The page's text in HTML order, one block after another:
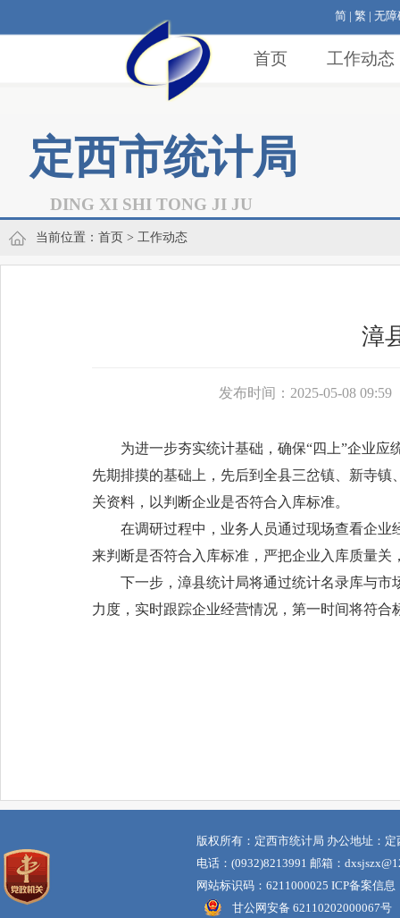
简 | 繁 | 无障
首页 工作动态
定西市统计局
DING XI SHI TONG JI JU
当前位置： 首页 > 工作动态
漳
发布时间：2025-05-08 09:59
为进一步夯实统计基础，确保“四上”企业
先期排摸的基础上，先后到全县三岔镇、新寺
关资料，以判断企业是否符合入库标准。
在调研过程中，业务人员通过现场查看企
来判断是否符合入库标准，严把企业入库质量
下一步，漳县统计局将通过统计名录库与
力度，实时跟踪企业经营情况，第一时间将符
版权所有：定西市统计局 办公地址：
电话：(0932)8213991 邮箱：
网站标识码：6211000025 ICP备案信息
甘公网安备 62110202000067号